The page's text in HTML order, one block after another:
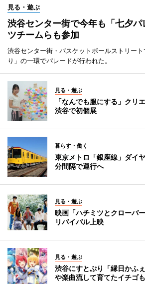
見る・遊ぶ
渋谷センター街で今年も「七夕
ツチームらも参加
渋谷センター街・バスケットボールストリー
り」の一環でパレードが行われた。
見る・遊ぶ
「なんでも服にする」クリ
渋谷で初個展
暮らす・働く
東京メトロ「銀座線」ダイ
分間隔で運行へ
見る・遊ぶ
映画「ハチミツとクローバ
リバイバル上映
見る・遊ぶ
渋谷にすとぷり「縁日かふ
や楽曲流して育てたイチゴも